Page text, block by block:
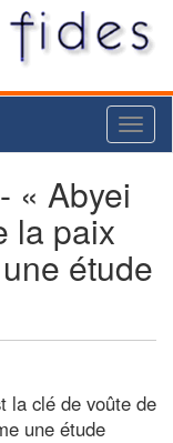
« Abyei
la paix
étude
la clé de voûte de
une étude